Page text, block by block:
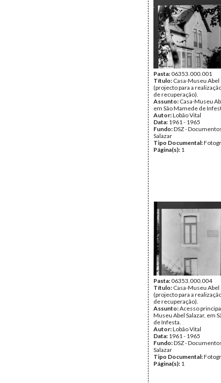
Pasta:06353.000.001
Título: Casa-Museu Abel
(projecto para a
de recuperação).
Assunto: Casa-Museu
em São Mamede de
Autor:Lobão Vital
Data: 1961 - 1965
Fundo:DSZ -
Salazar
Tipo Documental:
Página(s): 1
Pasta:06353.000.004
Título: Casa-Museu Abel
(projecto para a
de recuperação).
Assunto:Acesso
Museu Abel Salazar, em
de Infesta.
Autor:Lobão Vital
Data: 1961 - 1965
Fundo:DSZ -
Salazar
Tipo Documental:
Página(s): 1